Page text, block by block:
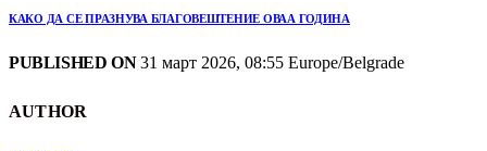
КАКО ДА СЕ ПРАЗНУВА БЛАГОВЕШТЕНИЕ ОВАА ГОДИНА
PUBLISHED ON31 март 2026, 08:55 Europe/Belgrade
AUTHOR